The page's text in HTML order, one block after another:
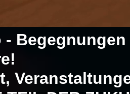
- Begegnungen